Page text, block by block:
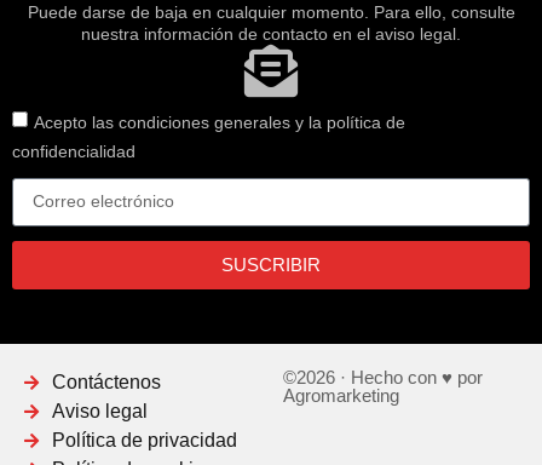
Puede darse de baja en cualquier momento. Para ello, consulte
nuestra información de contacto en el aviso legal.
Acepto las condiciones generales y la política de
confidencialidad
SUSCRIBIR
Contáctenos
Aviso legal
Política de privacidad
©2026 · Hecho con ♥ por
Agromarketing